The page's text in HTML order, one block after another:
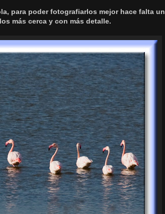
para poder fotografiarlos mejor hace falta un
más cerca y con más detalle.